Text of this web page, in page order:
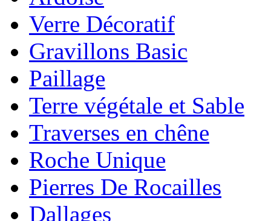
Verre Décoratif
Gravillons Basic
Paillage
Terre végétale et Sable
Traverses en chêne
Roche Unique
Pierres De Rocailles
Dallages